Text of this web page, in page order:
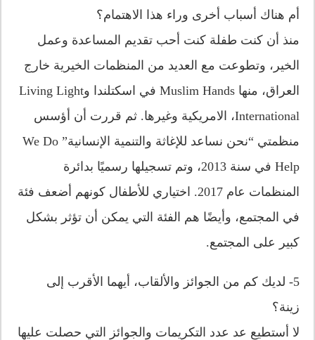
أم هناك أسباب أخرى وراء هذا الاهتمام؟
منذ أن كنت طفلة كنت أحب تقديم المساعدة وعمل
الخير، وتطوعت مع العديد من المنظمات الخيرية خارج
العراق، منها Muslim Hands في اسكتلندا وLiving Light
International، الامريكية وغيرها. ثم قررت أن أؤسس
منظمتي “نحن نساعد للإغاثة والتنمية الإنسانية” We Do
Help في سنة 2013، وتم تسجيلها رسميًا بدائرة
المنظمات عام 2017. اختياري للأطفال كونهم أضعف فئة
في المجتمع، وأيضًا هم الفئة التي يمكن أن تؤثر بشكل
كبير على المجتمع.
5- لديك كم من الجوائز والألقاب، أيهما الأقرب إلى
زينة؟
لا أستطيع عد عدد التكريمات والجوائز التي حصلت عليها